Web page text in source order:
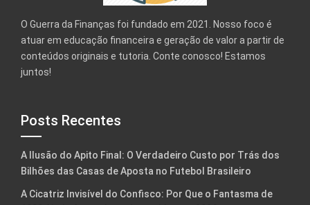
O Guerra da Finanças foi fundado em 2021. Nosso foco é
atuar em educação financeira e geração de valor a partir de
conteúdos originais e tutoria. Conte conosco! Estamos
juntos!
Posts Recentes
A Ilusão do Apito Final: O Verdadeiro Custo por Trás dos
Bilhões das Casas de Aposta no Futebol Brasileiro
A Cicatriz Invisível do Confisco: Por Que o Fantasma de